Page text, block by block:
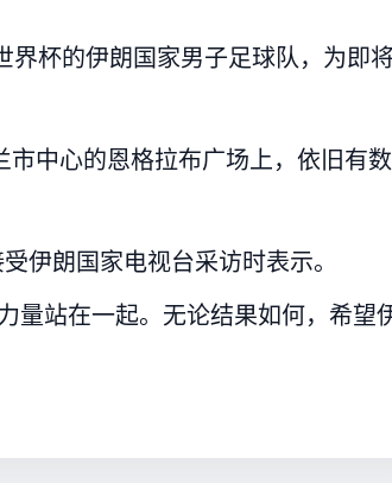
界杯的伊朗国家男子足球队，为即
中心的恩格拉布广场上，依旧有数
伊朗国家电视台采访时表示。
量站在一起。无论结果如何，希望